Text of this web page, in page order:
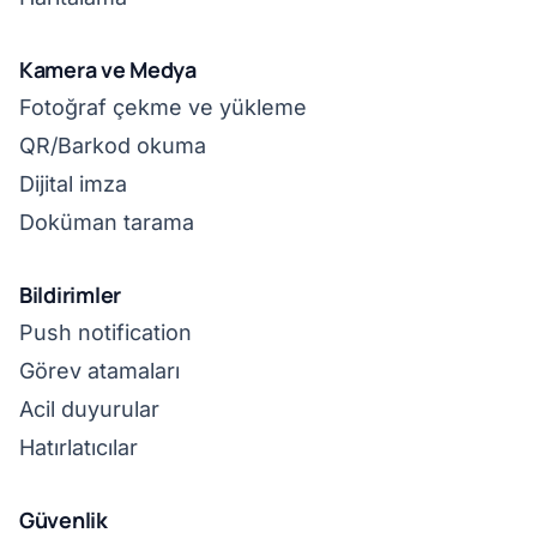
Kamera ve Medya
Fotoğraf çekme ve yükleme
QR/Barkod okuma
Dijital imza
Doküman tarama
Bildirimler
Push notification
Görev atamaları
Acil duyurular
Hatırlatıcılar
Güvenlik